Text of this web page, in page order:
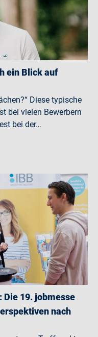
ein Blick auf
Diese typische
bei vielen Bewerbern
bei der…
Die 19. jobmesse
nach